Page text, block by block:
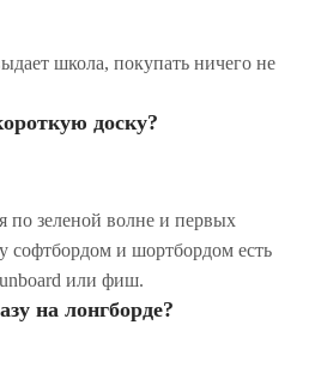
школа, покупать ничего не
доску?
по зеленой волне и первых
и шортбордом есть
или фиш.
на лонгборде?